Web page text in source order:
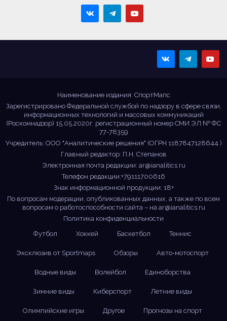
Наименование издания: СпортМапс
Зарегистрировано Федеральной службой по надзору в сфере связи,
информационных технологий и массовых коммуникаций
(Роскомнадзор) 15.05.2020г. регистрационный номер СМИ ЭЛ № ФС
77-78359
Учредитель: ООО "Аналитические решения" (ОГРН 1187847128644 )
Главный редактор: П.Н. Степанов
Электронная почта редакции: ar@ianalitics.ru
Телефон редакции:+79111700616
Знак информационной продукции: 18+
По вопросам модерации, опубликованных данных, а также по всем
вопросам о работоспособности сайта – на ar@ianalitics.ru
Политика конфиденциальности
Футбол
Хоккей Баскетбол Теннис
Эксклюзив от Sportmaps Обзоры Авто-мотоспорт
Водные виды Волейбол Единоборства
Зимние виды Киберспорт Летние виды
Олимпийские игры Другое Прогнозы на спорт